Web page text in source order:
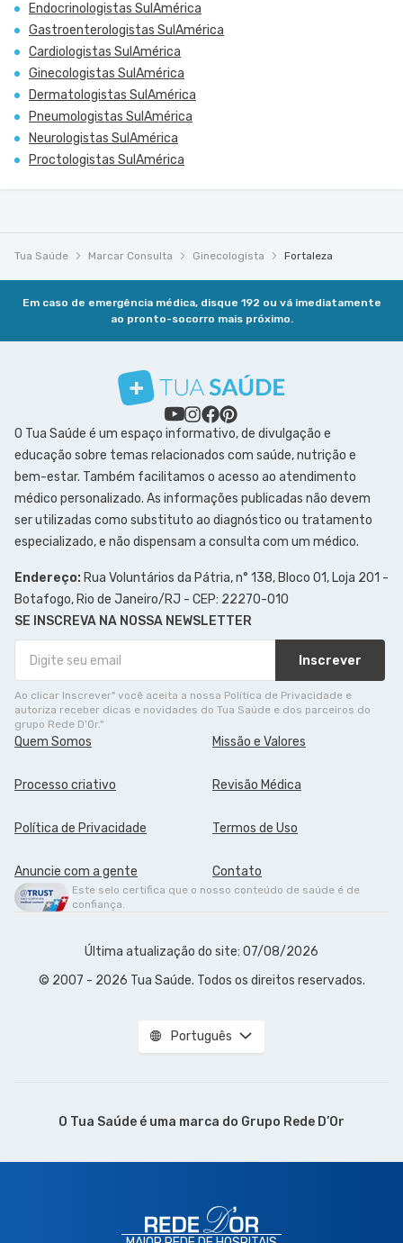
Endocrinologistas SulAmérica
Gastroenterologistas SulAmérica
Cardiologistas SulAmérica
Ginecologistas SulAmérica
Dermatologistas SulAmérica
Pneumologistas SulAmérica
Neurologistas SulAmérica
Proctologistas SulAmérica
Tua Saúde Marcar Consulta Ginecologista Fortaleza
Em caso de emergência médica, disque 192 ou vá imediatamente
ao pronto-socorro mais próximo.
O Tua Saúde é um espaço informativo, de divulgação e
educação sobre temas relacionados com saúde, nutrição e
bem-estar. Também facilitamos o acesso ao atendimento
médico personalizado. As informações publicadas não devem
ser utilizadas como substituto ao diagnóstico ou tratamento
especializado, e não dispensam a consulta com um médico.
Endereço: Rua Voluntários da Pátria, n° 138, Bloco 01, Loja 201 -
Botafogo, Rio de Janeiro/RJ - CEP: 22270-010
SE INSCREVA NA NOSSA NEWSLETTER
Inscrever
Ao clicar Inscrever" você aceita a nossa Política de Privacidade e
autoriza receber dicas e novidades do Tua Saúde e dos parceiros do
grupo Rede D'Or."
Quem Somos Missão e Valores
Processo criativo Revisão Médica
Política de Privacidade Termos de Uso
Anuncie com a gente Contato
Este selo certifica que o nosso conteúdo de saúde é de
confiança.
Última atualização do site: 07/08/2026
© 2007 - 2026 Tua Saúde. Todos os direitos reservados.
Português
O Tua Saúde é uma marca do Grupo Rede D’Or